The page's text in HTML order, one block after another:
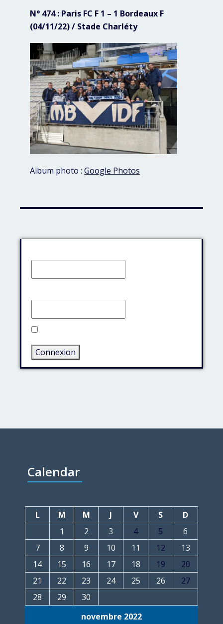
N° 474 : Paris FC F 1 – 1 Bordeaux F
(04/11/22) / Stade Charléty
Album photo : Google Photos
Connexion
Calendar
novembre 2022
L M M J V S
D
1
2 3 4 5
6
7
8 9 10 11 12
13
14
15 16 17 18 19
20
21
22 23 24 25 26
27
28
29 30